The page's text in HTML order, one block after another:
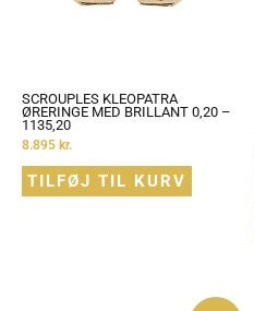
SCROUPLES KLEOPATRA
ØRERINGE MED BRILLANT 0,20 –
1135,20
8.895 kr.
TILFØJ TIL KURV